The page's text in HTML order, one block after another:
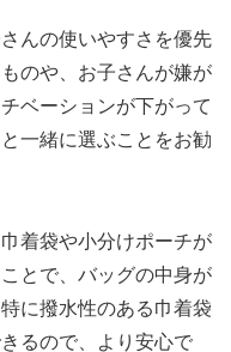
んの使いやすさを優先
のや、お子さんが嫌が
ベーションが下がって
一緒に選ぶことをお勧
着袋や小分けポーチが
とで、バッグの中身が
に撥水性のある巾着袋
るので、より安心で